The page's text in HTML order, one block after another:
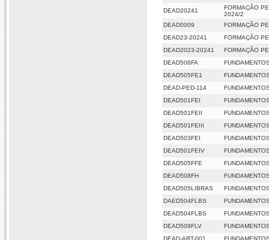
DEAD20241
FORMAÇÃO
2024/2
DEAD0009
FORMAÇÃO
DEAD23-20241
FORMAÇÃO
DEAD2023-20241
FORMAÇÃO
DEAD506FA
DEAD505FE1
DEAD-PED-114
DEAD501FEI
DEAD501FEII
DEAD501FEIII
DEAD503FEI
DEAD501FEIV
DEAD505FFE
DEAD508FH
DEAD505LIBRAS
DAED504FLBS
DEAD504FLBS
DEAD509FLV
DEAD-ART-001